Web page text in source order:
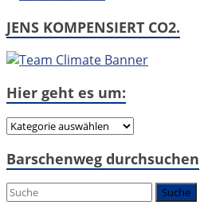
JENS KOMPENSIERT CO2.
Hier geht es um:
Hier
es
Barschenweg durchsuchen